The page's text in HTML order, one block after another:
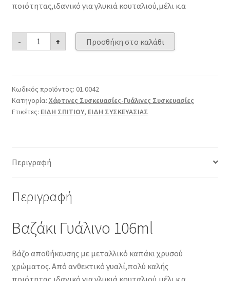
ποιότητας,ιδανικό για γλυκιά κουταλιού,μέλι κ.α
-
Βαζάκι
Γυάλινο
106ml
+ Προσθήκη στο καλάθι
Κωδικός προϊόντος: 01.0042
Κατηγορία: Χάρτινες Συσκευασίες-Γυάλινες Συσκευασίες
Ετικέτες: ΕΙΔΗ ΣΠΙΤΙΟΥ, ΕΙΔΗ ΣΥΣΚΕΥΑΣΙΑΣ
Περιγραφή
Περιγραφή
Βαζάκι Γυάλινο 106ml
Βάζο αποθήκευσης με μεταλλικό καπάκι χρυσού
χρώματος. Από ανθεκτικό γυαλί,πολύ καλής
ποιότητας,ιδανικό για γλυκιά κουταλιού,μέλι κ.α